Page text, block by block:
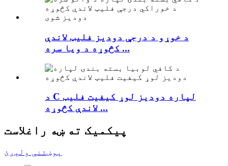
د خوړو د درجې دودیز فلیټ لاندې
کڅوړه د ویا سره ...
د C لپاره دودیز لوړ کیفیت فلیټ
لاندې کڅوړه ...
پیکمیک ته ښه راغلاست
پوښتنې ولېږئ